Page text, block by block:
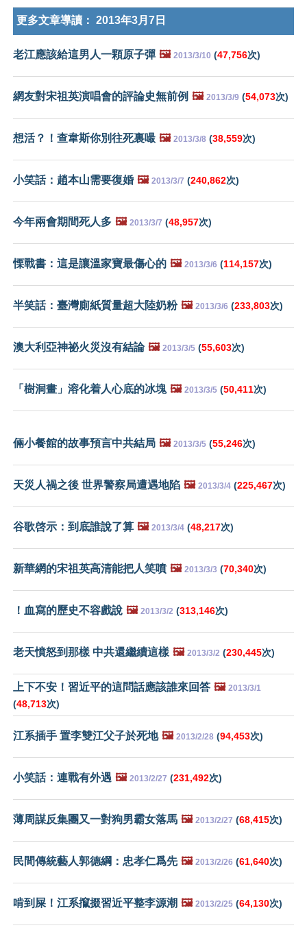
更多文章導讀： 2013年3月7日
老江應該給這男人一顆原子彈 🖼️ 2013/3/10 (47,756次)
網友對宋祖英演唱會的評論史無前例 🖼️ 2013/3/9 (54,073次)
想活？！查韋斯你別往死裏嘬 🖼️ 2013/3/8 (38,559次)
小笑話：趙本山需要復婚 🖼️ 2013/3/7 (240,862次)
今年兩會期間死人多 🖼️ 2013/3/7 (48,957次)
慄戰書：這是讓溫家寶最傷心的 🖼️ 2013/3/6 (114,157次)
半笑話：臺灣廁紙質量超大陸奶粉 🖼️ 2013/3/6 (233,803次)
澳大利亞神祕火災沒有結論 🖼️ 2013/3/5 (55,603次)
「樹洞畫」溶化着人心底的冰塊 🖼️ 2013/3/5 (50,411次)
倆小餐館的故事預言中共結局 🖼️ 2013/3/5 (55,246次)
天災人禍之後 世界警察局遭遇地陷 🖼️ 2013/3/4 (225,467次)
谷歌啓示：到底誰說了算 🖼️ 2013/3/4 (48,217次)
新華網的宋祖英高清能把人笑噴 🖼️ 2013/3/3 (70,340次)
！血寫的歷史不容戲說 🖼️ 2013/3/2 (313,146次)
老天憤怒到那樣 中共還繼續這樣 🖼️ 2013/3/2 (230,445次)
上下不安！習近平的這問話應該誰來回答 🖼️ 2013/3/1
(48,713次)
江系插手 置李雙江父子於死地 🖼️ 2013/2/28 (94,453次)
小笑話：連戰有外遇 🖼️ 2013/2/27 (231,492次)
薄周謀反集團又一對狗男霸女落馬 🖼️ 2013/2/27 (68,415次)
民間傳統藝人郭德綱：忠孝仁爲先 🖼️ 2013/2/26 (61,640次)
啃到屎！江系攛掇習近平整李源潮 🖼️ 2013/2/25 (64,130次)